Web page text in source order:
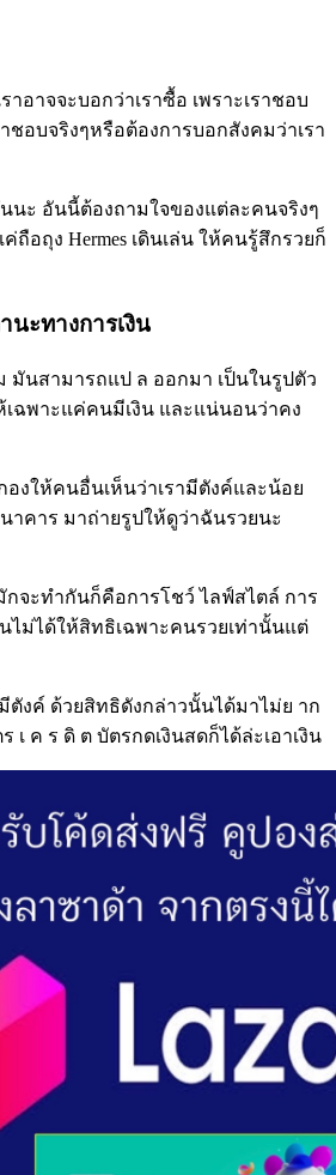
อาจจะบอกว่าเราซื้อ เพราะเราชอบ
อบจริงๆหรือต้องการบอกสังคมว่าเรา
นะ อันนี้ต้องถามใจของแต่ละคนจริงๆ
ถือถุง Hermes เดินเล่น ให้คนรู้สึกรวยก็
นะทางการเงิน
มันสามารถแป ล ออกมา เป็นในรูปตัว
ฉพาะแค่คนมีเงิน และแน่นอนว่าคง
องให้คนอื่นเห็นว่าเรามีตังค์และน้อย
าคาร มาถ่ายรูปให้ดูว่าฉันรวยนะ
จะทำกันก็คือการโชว์ ไลฟ์สไตล์ การ
ไม่ได้ให้สิทธิเฉพาะคนรวยเท่านั้นแต่
งค์ ด้วยสิทธิดังกล่าวนั้นได้มาไม่ย าก
ค ร ดิ ต บัตรกดเงินสดก็ได้ล่ะเอาเงิน